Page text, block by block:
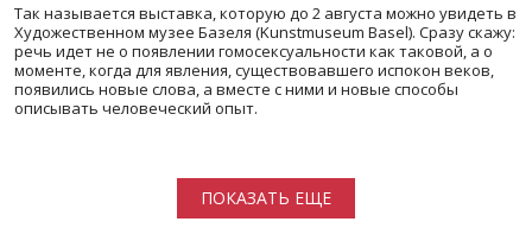
Так называется выставка, которую до 2 августа можно увидеть в
Художественном музее Базеля (Kunstmuseum Basel). Сразу скажу:
речь идет не о появлении гомосексуальности как таковой, а о
моменте, когда для явления, существовавшего испокон веков,
появились новые слова, а вместе с ними и новые способы
описывать человеческий опыт.
ПОКАЗАТЬ ЕЩЕ